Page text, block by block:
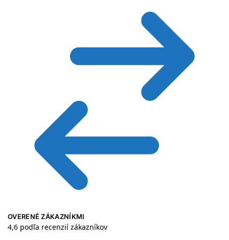
OVERENÉ ZÁKAZNÍKMI
4,6 podľa recenzií zákazníkov